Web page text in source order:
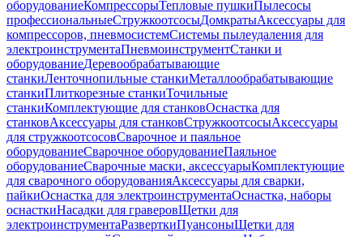
оборудованиеКомпрессорыТепловые пушкиПылесосы
профессиональныеСтружкоотсосыДомкратыАксессуары для
компрессоров, пневмосистемСистемы пылеудаления для
электроинструментаПневмоинструментСтанки и
оборудованиеДеревообрабатывающие
станкиЛенточнопильные станкиМеталлообрабатывающие
станкиПлиткорезные станкиТочильные
станкиКомплектующие для станковОснастка для
станковАксессуары для станковСтружкоотсосыАксессуары
для стружкоотсосовСварочное и паяльное
оборудованиеСварочное оборудованиеПаяльное
оборудованиеСварочные маски, аксессуарыКомплектующие
для сварочного оборудованияАксессуары для сварки,
пайкиОснастка для электроинструментаОснастка, наборы
оснасткиНасадки для граверовЩетки для
электроинструментаРазверткиПуансоныЩетки для